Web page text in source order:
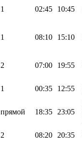
1 02:45 10:45
1 08:10 15:10
2 07:00 19:55
1 00:35 12:55
прямой 18:35 23:05
2 08:20 20:35